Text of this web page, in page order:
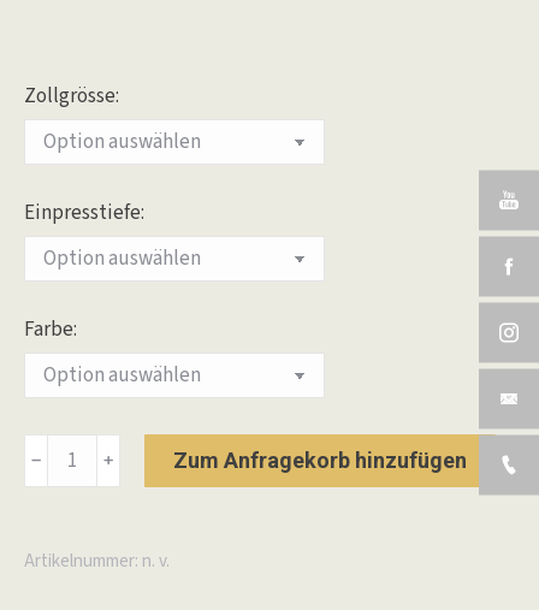
Zollgrösse:
Einpresstiefe:
Farbe:
Alurad
Avventura
Menge
﹣ ﹢ Zum Anfragekorb hinzufügen
Artikelnummer: n. v.